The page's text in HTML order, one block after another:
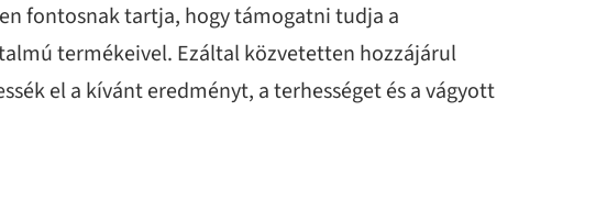
fontosnak tartja, hogy támogatni tudja a
termékeivel. Ezáltal közvetetten hozzájárul
el a kívánt eredményt, a terhességet és a vágyott